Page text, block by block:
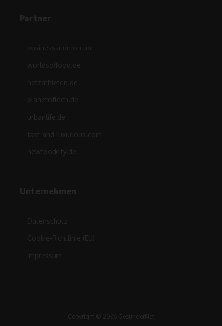
Partner
businessandmore.de
worldsoffood.de
netzathleten.de
planetoftech.de
urbanlife.de
fast-and-luxurious.com
newfoodcity.de
Unternehmen
Datenschutz
Cookie-Richtlinie (EU)
Impressum
Copyright © 2026 GesünderNet